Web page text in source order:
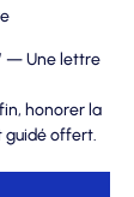
— Une lettre
honorer la
guidé offert.